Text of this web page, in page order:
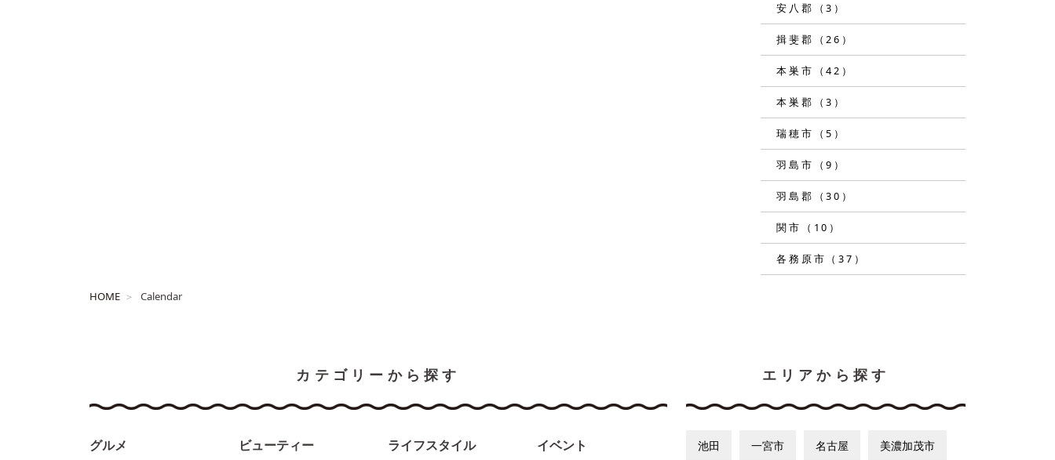
安八郡（3）
揖斐郡（26）
本巣市（42）
本巣郡（3）
瑞穂市（5）
羽島市（9）
羽島郡（30）
関市（10）
各務原市（37）
HOME Calendar
カテゴリーから探す
グルメ ビューティー ライフスタイル イベント
エリアから探す
池田 一宮市 名古屋 美濃加茂市